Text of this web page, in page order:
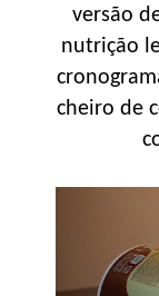
versão
nutrição
cheiro de